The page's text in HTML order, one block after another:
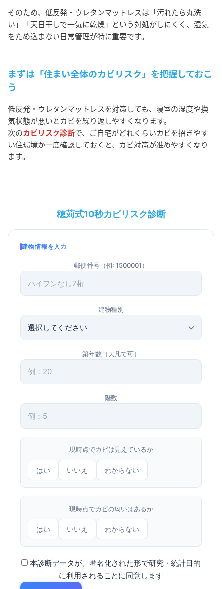
そのため、低反発・ウレタンマットレスは「汚れたら丸洗
い」「天日干しで一気に乾燥」という対処がしにくく、湿気
をため込まない日常管理が特に重要です。
まずは「住まい全体のカビリスク」を把握しておこ
う
低反発・ウレタンマットレスを対策しても、寝室の湿度や換
気状態が悪いとカビを繰り返しやすくなります。
次のカビリスク診断で、ご自宅がどれくらいカビを招きやす
い住環境か一度確認しておくと、カビ対策が進めやすくなり
ます。
穂苅式10秒カビリスク診断
建物情報を入力
郵便番号（例: 1500001）
建物種別
築年数（大凡で可）
階数
現時点でカビは見えているか
はい いいえ わからない
現時点でカビの匂いはあるか
はい いいえ わからない
本診断データが、匿名化された形で研究・統計目的
に利用されることに同意します